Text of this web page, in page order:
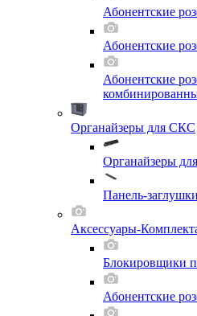
Абонентские
Абонентские
Абонентские
Органайзеры для СКС
Органайзеры
Панель-
Аксессуары-
Блокировщики
Абонентские